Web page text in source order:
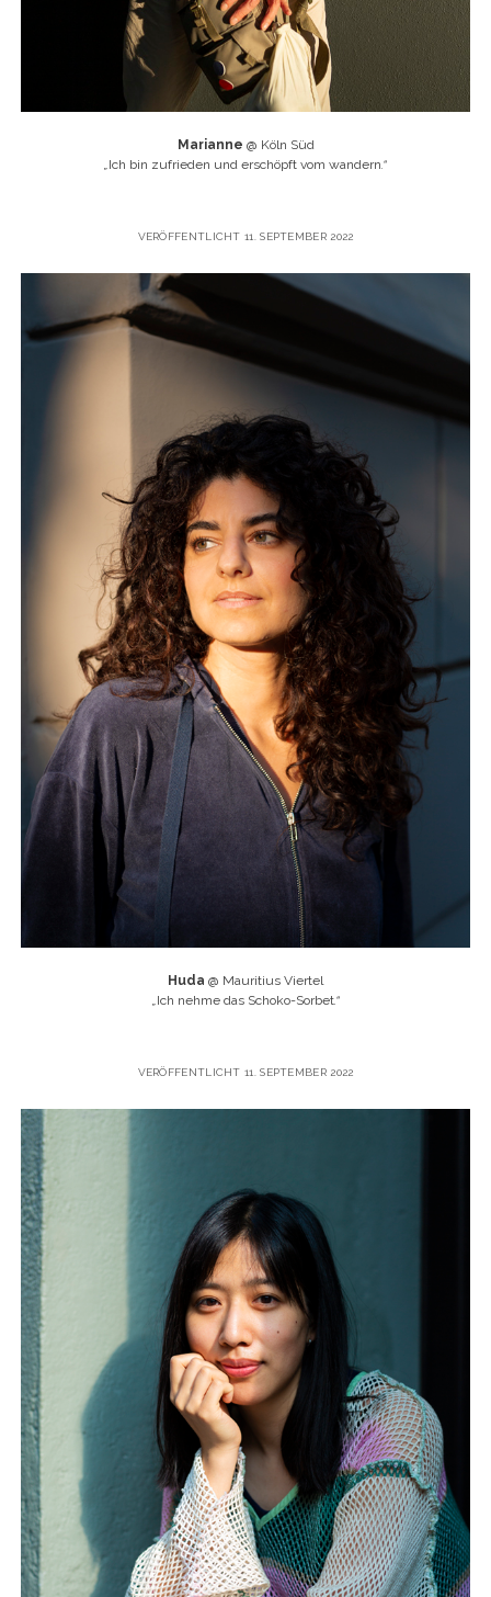
Marianne @ Köln Süd
Ich bin zufrieden und erschöpft vom wandern .“
VERÖFFENTLICHT 11. SEPTEMBER 2022
Huda @ Mauritius Viertel
Ich nehme das Schoko-Sorbet.“
VERÖFFENTLICHT 11. SEPTEMBER 2022